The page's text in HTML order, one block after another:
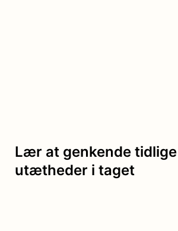
Lær at genkende
utætheder i taget